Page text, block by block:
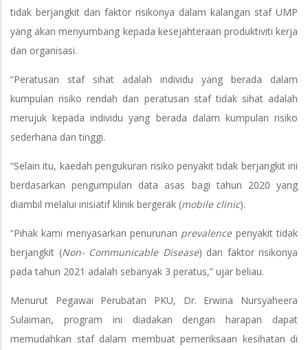
tidak berjangkit dan faktor risikonya dalam kalangan staf UMP
yang akan menyumbang kepada kesejahteraan produktiviti kerja
dan organisasi.
“Peratusan staf sihat adalah individu yang berada dalam
kumpulan risiko rendah dan peratusan staf tidak sihat adalah
merujuk kepada individu yang berada dalam kumpulan risiko
sederhana dan tinggi.
“Selain itu, kaedah pengukuran risiko penyakit tidak berjangkit ini
berdasarkan pengumpulan data asas bagi tahun 2020 yang
diambil melalui inisiatif klinik bergerak (mobile clinic).
“Pihak kami menyasarkan penurunan prevalencepenyakit tidak
berjangkit (Non- Communicable Disease) dan faktor risikonya
pada tahun 2021 adalah sebanyak 3 peratus,” ujar beliau.
Menurut Pegawai Perubatan PKU, Dr. Erwina Nursyaheera
Sulaiman, program ini diadakan dengan harapan dapat
memudahkan staf dalam membuat pemeriksaan kesihatan di